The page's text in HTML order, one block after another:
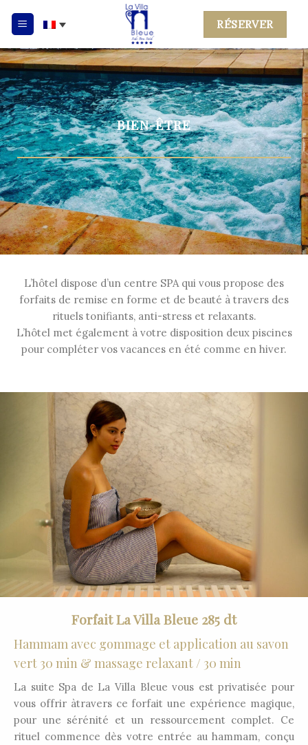
RÉSERVER
BIEN-ÊTRE
L’hôtel dispose d’un centre SPA qui vous propose des
forfaits de remise en forme et de beauté à travers des
rituels tonifiants, anti-stress et relaxants.
L’hôtel met également à votre disposition deux piscines
pour compléter vos vacances en été comme en hiver.
Forfait La Villa Bleue 285 dt
Hammam avec gommage et application au savon
vert 30 min & massage relaxant / 30 min
La suite Spa de La Villa Bleue vous est privatisée pour
vous offrir àtravers ce forfait une expérience magique,
pour une sérénité et un ressourcement complet. Ce
rituel commence dès votre entrée au hammam, conçu